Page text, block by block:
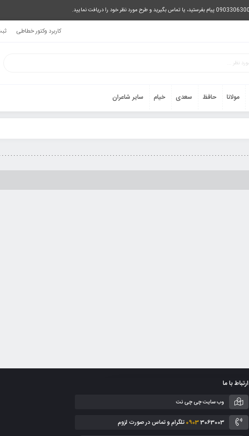
کاربرد وکتور خطاطی
مولانا حافظ سعدی خیام سایر شاعران
ارتباط با ما
وب سایت چی چی نت
09033063003 تلگرام و تماس در صورت لزوم